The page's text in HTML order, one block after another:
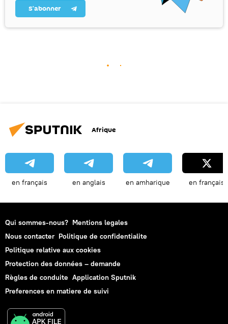
S’abonner
Afrique
en français en anglais en amharique en français
Qui sommes-nous? Mentions legales
Nous contacter Politique de confidentialite
Politique relative aux cookies
Protection des données – demande
Règles de conduite Application Sputnik
Preferences en matiere de suivi